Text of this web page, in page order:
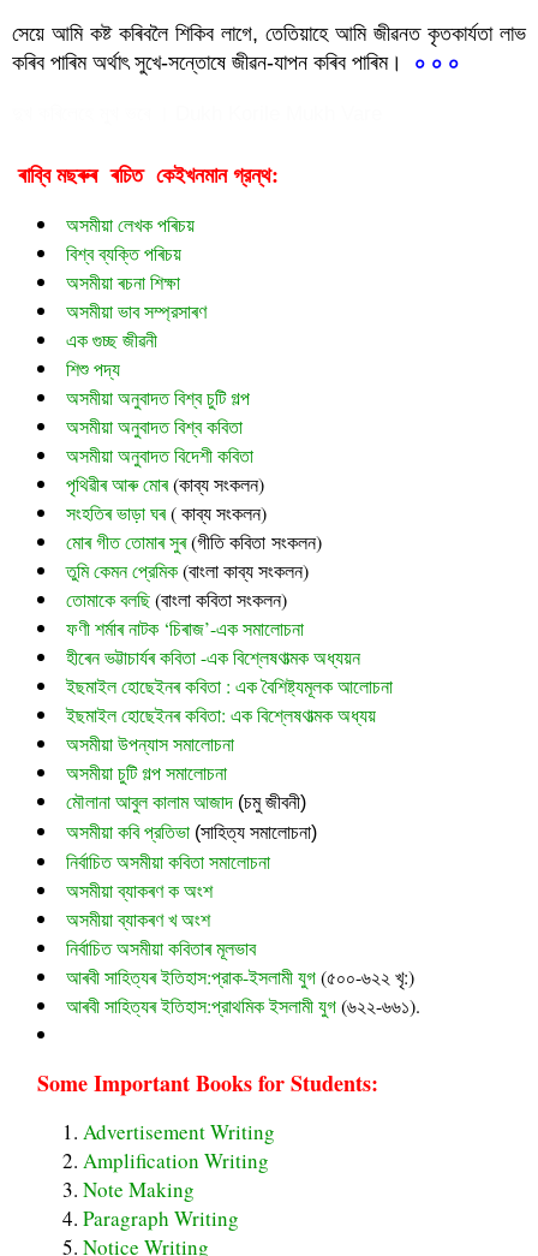
সেয়ে আমি কষ্ট কৰিবলৈ শিকিব লাগে, তেতিয়াহে আমি জীৱনত কৃতকাৰ্যতা লাভ
কৰিব পাৰিম অৰ্থাৎ সুখে-সন্তোষে জীৱন-যাপন কৰিব পাৰিম। ০ ০ ০
ৰাব্বি মছৰুৰ  ৰচিত কেইখনমান গ্রন্থ:
অসমীয়া লেখক পৰিচয়
বিশ্ব ব্যক্তি পৰিচয়
অসমীয়া ৰচনা শিক্ষা
অসমীয়া ভাব সম্প্রসাৰণ
এক গুচ্ছ জীৱনী
শিশু পদ্য
অসমীয়া অনুবাদত বিশ্ব চুটি গল্প
অসমীয়া অনুবাদত বিশ্ব কবিতা
অসমীয়া অনুবাদত বিদেশী কবিতা
পৃথিৱীৰ আৰু মোৰ (কাব্য সংকলন)
সংহতিৰ ভাড়া ঘৰ ( কাব্য সংকলন)
মোৰ গীত তোমাৰ সুৰ (গীতি কবিতা সংকলন)
তুমি কেমন প্রেমিক (বাংলা কাব্য সংকলন)
তোমাকে বলছি (বাংলা কবিতা সংকলন)
ফণী শৰ্মাৰ নাটক ‘চিৰাজ’-এক সমালোচনা
হীৰেন ভট্টাচাৰ্যৰ কবিতা -এক বিশ্লেষণাত্মক অধ্যয়ন
ইছমাইল হোছেইনৰ কবিতা : এক বৈশিষ্ট্যমূলক আলোচনা
ইছমাইল হোছেইনৰ কবিতা: এক বিশ্লেষণাত্মক অধ্যয়
অসমীয়া উপন্যাস সমালোচনা
অসমীয়া চুটি গল্প সমালোচনা
মৌলানা আবুল কালাম আজাদ (চমু জীবনী)
অসমীয়া কবি প্রতিভা (সাহিত্য সমালোচনা)
নির্বাচিত অসমীয়া কবিতা সমালোচনা
অসমীয়া ব্যাকৰণ ক অংশ
অসমীয়া ব্যাকৰণ খ অংশ
নির্বাচিত অসমীয়া কবিতাৰ মূলভাব
আৰবী সাহিত্যৰ ইতিহাস:প্রাক-ইসলামী যুগ(৫০০-৬২২ খৃ:)
আৰবী সাহিত্যৰ ইতিহাস:প্রাথমিক ইসলামী যুগ(৬২২-৬৬১).
Some Important Books for Students:
Advertisement Writing
Amplification Writing
Note Making
Paragraph Writing
Notice Writing